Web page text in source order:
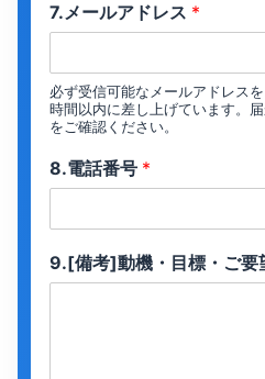
7.メールアドレス *
必ず受信可能なメールアドレス
時間以内に差し上げています。
をご確認ください。
8.電話番号 *
9.[備考]動機・目標・ご要